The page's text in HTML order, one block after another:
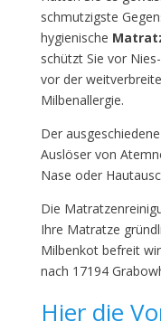
schmutzigste
hygienische
schützt Sie vor
vor der
Milbenallergie.
Der
Auslöser von
Nase oder
Die
Ihre Matratze
Milbenkot befreit
nach 17194
Hier die